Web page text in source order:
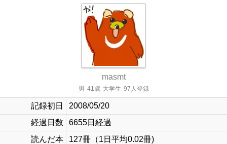
masmt
男 41歳 大学生 97人登録
記録初日
2008/05/20
経過日数
6655日経過
読んだ本
127冊（1日平均0.02冊)